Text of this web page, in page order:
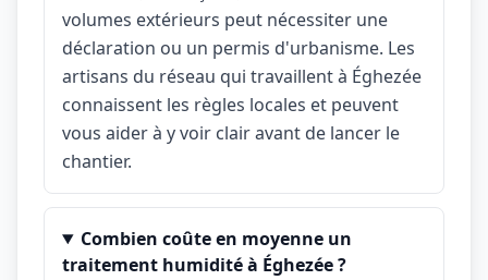
volumes extérieurs peut nécessiter une
déclaration ou un permis d'urbanisme. Les
artisans du réseau qui travaillent à Éghezée
connaissent les règles locales et peuvent
vous aider à y voir clair avant de lancer le
chantier.
Combien coûte en moyenne un
traitement humidité à Éghezée ?